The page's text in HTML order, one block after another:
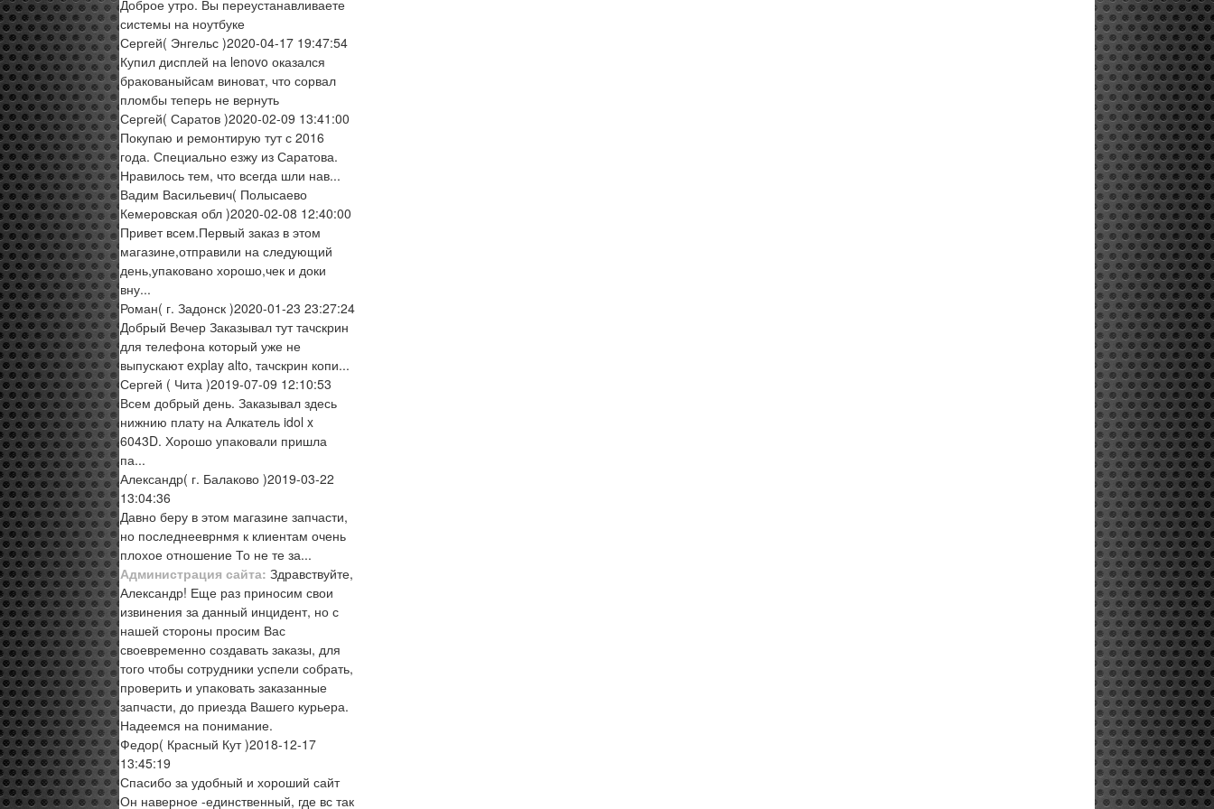
Доброе утро. Вы переустанавливаете
системы на ноутбуке
Сергей( Энгельс )2020-04-17 19:47:54
Купил дисплей на lenovo оказался
бракованыйсам виноват, что сорвал
пломбы теперь не вернуть
Сергей( Саратов )2020-02-09 13:41:00
Покупаю и ремонтирую тут с 2016
года. Специально езжу из Саратова.
Нравилось тем, что всегда шли нав...
Вадим Васильевич( Полысаево
Кемеровская обл )2020-02-08 12:40:00
Привет всем.Первый заказ в этом
магазине,отправили на следующий
день,упаковано хорошо,чек и доки
вну...
Роман( г. Задонск )2020-01-23 23:27:24
Добрый Вечер Заказывал тут тачскрин
для телефона который уже не
выпускают explay alto, тачскрин копи...
Сергей ( Чита )2019-07-09 12:10:53
Всем добрый день. Заказывал здесь
нижнию плату на Алкатель idol x
6043D. Хорошо упаковали пришла
па...
Александр( г. Балаково )2019-03-22
13:04:36
Давно беру в этом магазине запчасти,
но последнееврнмя к клиентам очень
плохое отношение То не те за...
Администрация сайта: Здравствуйте,
Александр! Еще раз приносим свои
извинения за данный инцидент, но с
нашей стороны просим Вас
своевременно создавать заказы, для
того чтобы сотрудники успели собрать,
проверить и упаковать заказанные
запчасти, до приезда Вашего курьера.
Надеемся на понимание.
Федор( Красный Кут )2018-12-17
13:45:19
Спасибо за удобный и хороший сайт
Он наверное -единственный, где вс так